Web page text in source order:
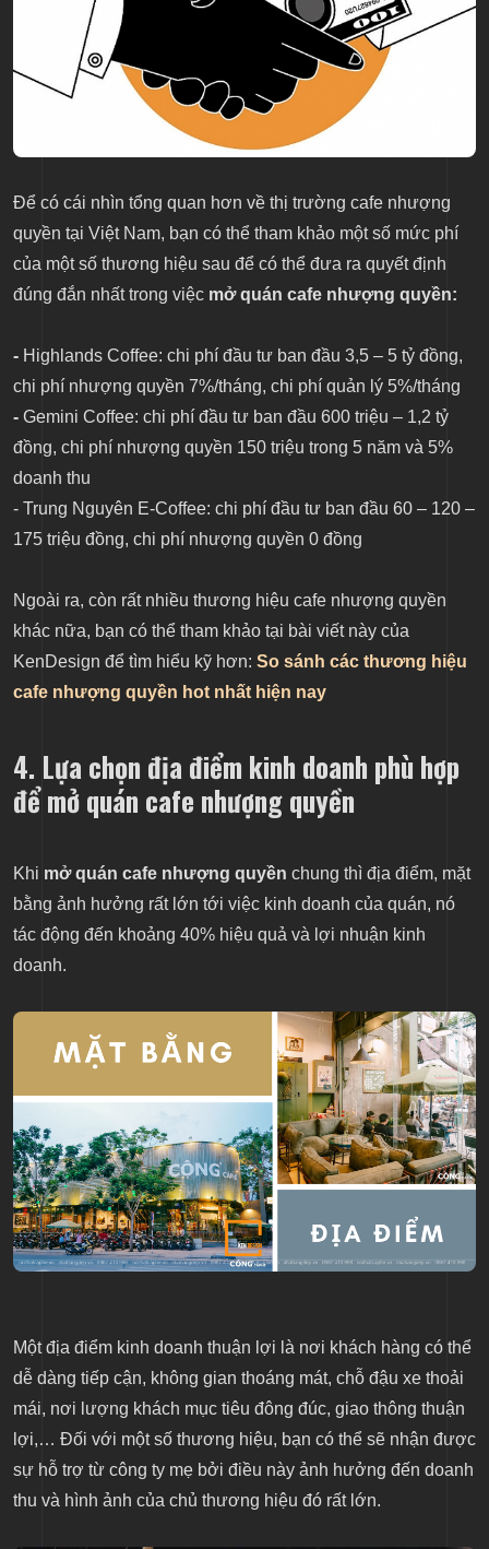
Để có cái nhìn tổng quan hơn về thị trường cafe nhượng
quyền tại Việt Nam, bạn có thể tham khảo một số mức phí
của một số thương hiệu sau để có thể đưa ra quyết định
đúng đắn nhất trong việc mở quán cafe nhượng quyền:
- Highlands Coffee: chi phí đầu tư ban đầu 3,5 – 5 tỷ đồng,
chi phí nhượng quyền 7%/tháng, chi phí quản lý 5%/tháng
- Gemini Coffee: chi phí đầu tư ban đầu 600 triệu – 1,2 tỷ
đồng, chi phí nhượng quyền 150 triệu trong 5 năm và 5%
doanh thu
- Trung Nguyên E-Coffee: chi phí đầu tư ban đầu 60 – 120 –
175 triệu đồng, chi phí nhượng quyền 0 đồng
Ngoài ra, còn rất nhiều thương hiệu cafe nhượng quyền
khác nữa, bạn có thể tham khảo tại bài viết này của
KenDesign để tìm hiểu kỹ hơn: So sánh các thương hiệu
cafe nhượng quyền hot nhất hiện nay
4. Lựa chọn địa điểm kinh doanh phù hợp
để mở quán cafe nhượng quyền
Khi mở quán cafe nhượng quyền chung thì địa điểm, mặt
bằng ảnh hưởng rất lớn tới việc kinh doanh của quán, nó
tác động đến khoảng 40% hiệu quả và lợi nhuận kinh
doanh.
Một địa điểm kinh doanh thuận lợi là nơi khách hàng có thể
dễ dàng tiếp cận, không gian thoáng mát, chỗ đậu xe thoải
mái, nơi lượng khách mục tiêu đông đúc, giao thông thuận
lợi,… Đối với một số thương hiệu, bạn có thể sẽ nhận được
sự hỗ trợ từ công ty mẹ bởi điều này ảnh hưởng đến doanh
thu và hình ảnh của chủ thương hiệu đó rất lớn.